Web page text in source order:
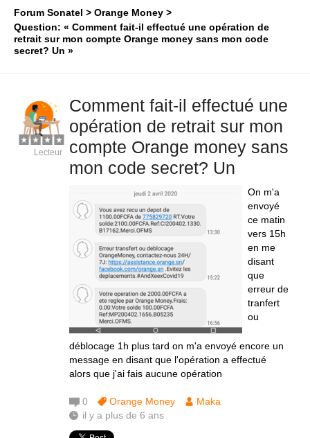
Forum Sonatel
Orange Money
Question: « Comment fait-il effectué une opération de
retrait sur mon compte Orange money sans mon code
secret? Un »
Comment fait-il effectué une
opération de retrait sur mon
compte Orange money sans
mon code secret? Un
On m'a
envoyé
ce matin
vers 15h
en me
disant
que
erreur de
tranfert
ou
déblocage 1h plus tard on m'a envoyé encore un
message en disant que l'opération a effectué
alors que j'ai fais aucune opération
Lecteur
0 Orange Money
Maka
il y a plus de 6 ans